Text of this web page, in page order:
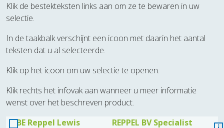
Klik de bestekteksten links aan om ze te bewaren in uw
selectie.
In de taakbalk verschijnt een icoon met daarin het aantal
teksten dat u al selecteerde.
Klik op het icoon om uw selectie te openen.
Klik rechts het infovak aan wanneer u meer informatie
wenst over het beschreven product.
BE Reppel Lewis
REPPEL BV Specialist